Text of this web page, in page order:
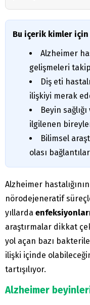
Bu içerik kimler için
Alzheimer
gelişmeleri
Diş eti
ilişkiyi merak
Beyin
ilgilenen
Bilimsel
olası
Alzheimer
nörodejeneratif
yıllarda
araştırmalar dikkat
yol açan bazı
ilişki içinde
tartışılıyor.
Alzheimer